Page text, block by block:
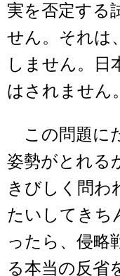
実を否定する
せん。それは
しません。日
はされません。
この問題に
姿勢がとれる
きびしく問わ
たいしてきち
ったら、侵略
る本当の反省